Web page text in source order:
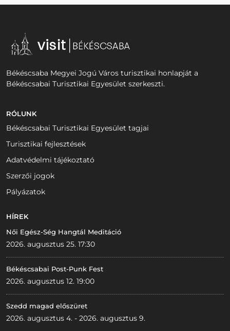
Békéscsaba Megyei Jogú Város turisztikai honlapját a
Békéscsabai Turisztikai Egyesület szerkeszti.
RÓLUNK
Békéscsabai Turisztikai Egyesület tagjai
Turisztikai fejlesztések
Adatvédelmi tájékoztató
Szerzői jogok
Pályázatok
HÍREK
Női Egész-Ség Hangtál Meditáció
2026. augusztus 25. 17:30
Békéscsabai Post-Punk Fest
2026. augusztus 12. 19:00
Szedd magad előszüret
2026. augusztus 4. - 2026. augusztus 9.